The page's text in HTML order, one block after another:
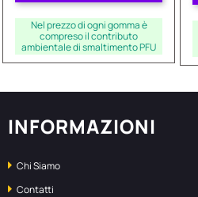
Nel prezzo di ogni gomma è
compreso il contributo
ambientale di smaltimento PFU
INFORMAZIONI
Chi Siamo
Contatti